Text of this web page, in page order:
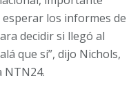
esperar los informes de
decidir si llegó al
que sí”, dijo Nichols,
NTN24.